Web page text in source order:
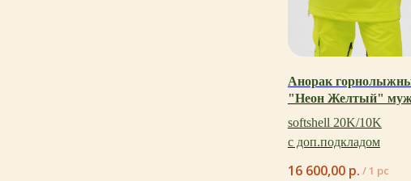
Анорак
"Неон Желтый"
softshell 20K/10K
с доп.подкладом
16 600,00 р. / 1 pc